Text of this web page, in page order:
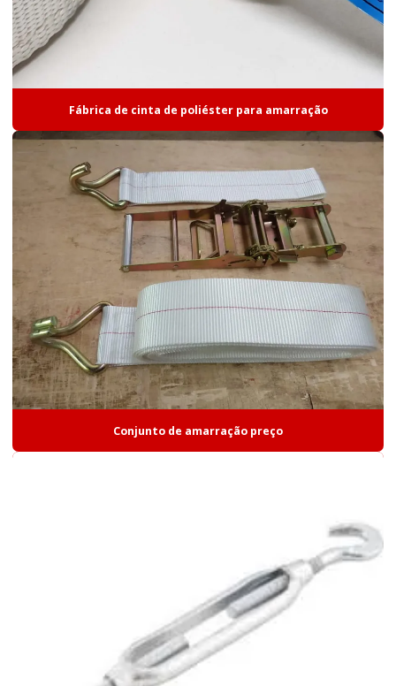
Fábrica de cinta de poliéster para amarração
Conjunto de amarração preço